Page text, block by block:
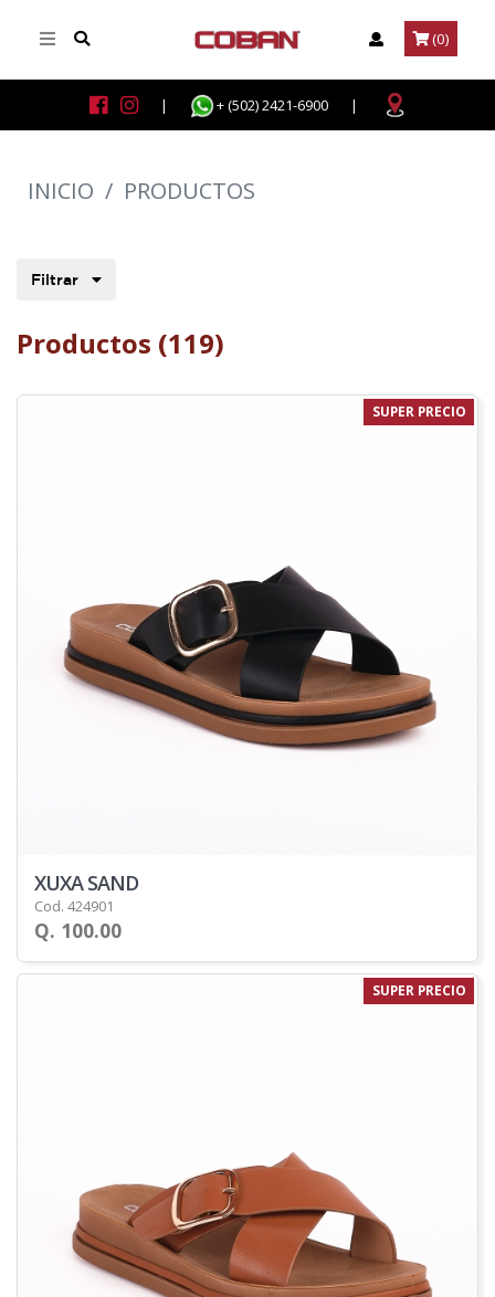
(0)
| + (502) 2421-6900 |
INICIO / PRODUCTOS
Filtrar
Productos (119)
SUPER PRECIO
XUXA SAND
Cod. 424901
Q. 100.00
SUPER PRECIO